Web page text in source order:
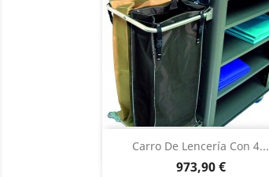
Carro De Lencería Con 4...
Precio
973,90 €
Vista rápida